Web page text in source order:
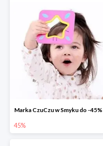
Marka CzuCzu w Smyku do -45%
45%